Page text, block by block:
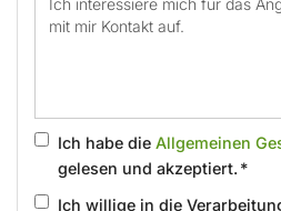
Ich habe die Allgemeinen
gelesen und akzeptiert. *
Ich willige in die